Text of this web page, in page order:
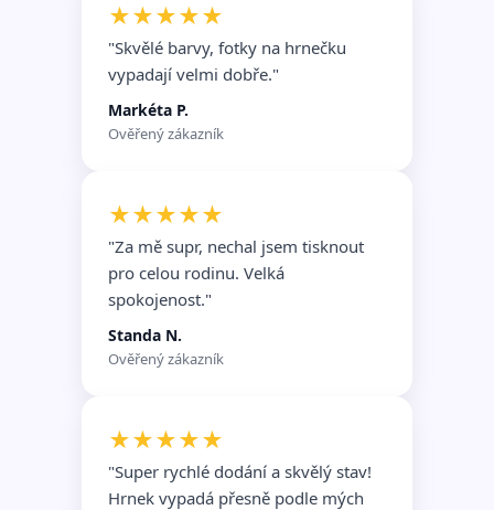
★★★★★
"Skvělé barvy, fotky na hrnečku
vypadají velmi dobře."
Markéta P.
Ověřený zákazník
★★★★★
"Za mě supr, nechal jsem tisknout
pro celou rodinu. Velká
spokojenost."
Standa N.
Ověřený zákazník
★★★★★
"Super rychlé dodání a skvělý stav!
Hrnek vypadá přesně podle mých